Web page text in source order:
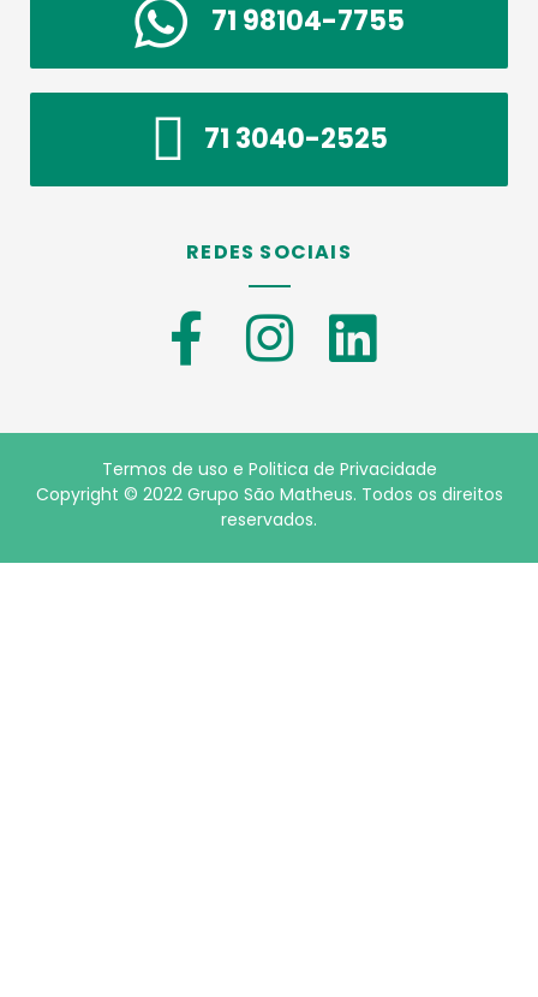
71 98104-7755
71 3040-2525
REDES SOCIAIS
Termos de uso e Politica de Privacidade
Copyright © 2022 Grupo São Matheus. Todos os direitos
reservados.